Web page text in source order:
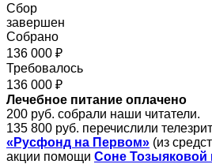
Сбор
завершен
Собрано
136 000 ₽
Требовалось
136 000 ₽
Лечебное питание оплачено
200 руб. собрали наши читатели.
135 800 руб. перечислили
«Русфонд на Первом» (из
акции помощи Соне Тозыяковой